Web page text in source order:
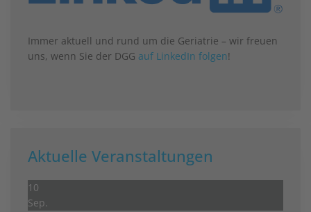
Immer aktuell und rund um die Geriatrie – wir freuen
uns, wenn Sie der DGG auf LinkedIn folgen!
Aktuelle Veranstaltungen
10
Sep.